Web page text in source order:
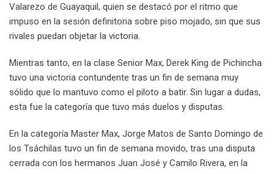
Valarezo de Guayaquil, quien se destacó por el ritmo que
impuso en la sesión definitoria sobre piso mojado, sin que sus
rivales puedan objetar la victoria.
Mientras tanto, en la clase Senior Max, Derek King de Pichincha
tuvo una victoria contundente tras un fin de semana muy
sólido que lo mantuvo como el piloto a batir. Sin lugar a dudas,
esta fue la categoría que tuvo más duelos y disputas.
En la categoría Master Max, Jorge Matos de Santo Domingo de
los Tsáchilas tuvo un fin de semana movido, tras una disputa
cerrada con los hermanos Juan José y Camilo Rivera, en la